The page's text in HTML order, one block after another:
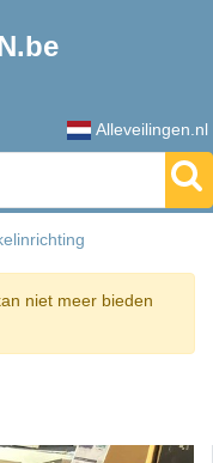
Alleveilingen.nl
niet meer bieden